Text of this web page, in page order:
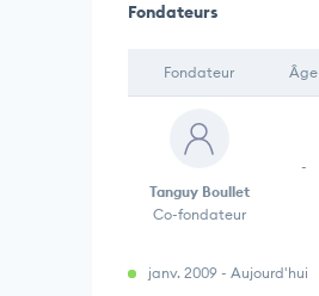
Fondateurs
Fondateur Âge
Tanguy Boullet
Co-fondateur
-
janv. 2009 - Aujourd'hui